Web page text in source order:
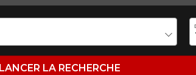
LANCER LA RECHERCHE